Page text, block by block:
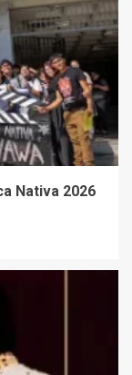
Nativa 2026